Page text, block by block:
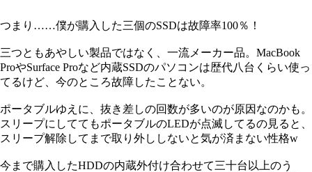
つまり……僕が購入した三個のSSDは故障率100％！
三つともあやしい製品ではなく、一流メーカー品。MacBook
ProやSurface Proなど内蔵SSDのパソコンは歴代八台くらい使っ
てるけど、今のところ故障したことない。
ポータブルゆえに、抜き差しの回数が多いのが原因なのかも。
スリープにしててもポータブルのLEDが点滅してるの見ると、
スリープ解除してまで取り外ししないと気が済まない性格w
今まで購入したHDDの内蔵外付け合わせて三十台以上のう